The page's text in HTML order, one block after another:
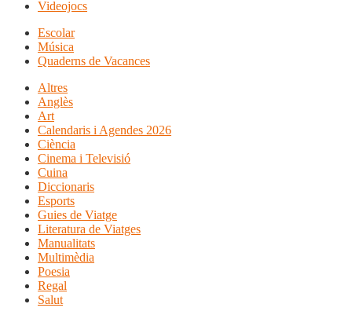
Videojocs
Escolar
Música
Quaderns de Vacances
Altres
Anglès
Art
Calendaris i Agendes 2026
Ciència
Cinema i Televisió
Cuina
Diccionaris
Esports
Guies de Viatge
Literatura de Viatges
Manualitats
Multimèdia
Poesia
Regal
Salut